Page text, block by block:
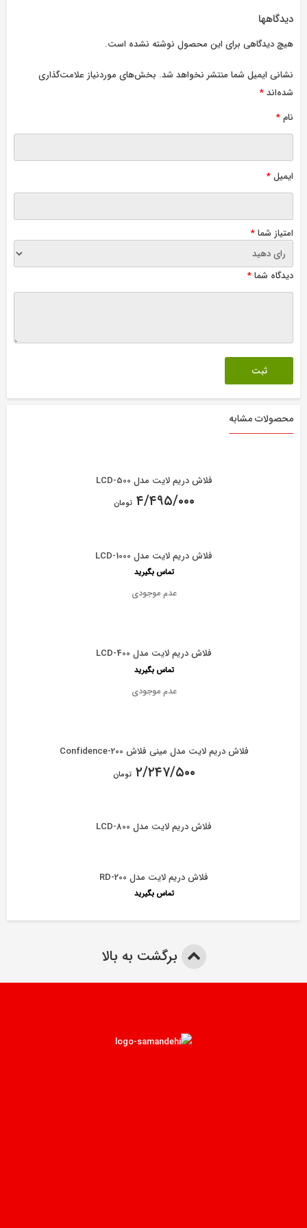
دیدگاهها
هیچ دیدگاهی برای این محصول نوشته نشده است.
نشانی ایمیل شما منتشر نخواهد شد. بخش‌های موردنیاز علامت‌گذاری
شده‌اند*
نام*
ایمیل*
امتیاز شما*
دیدگاه شما*
محصولات مشابه
فلاش دریم لایت مدل LCD-500
۴/۴۹۵/۰۰۰ تومان
فلاش دریم لایت مدل LCD-1000
تماس بگیرید
عدم موجودی
فلاش دریم لایت مدل LCD-400
تماس بگیرید
عدم موجودی
فلاش دریم لایت مدل مینی فلاش Confidence-200
۲/۲۴۷/۵۰۰ تومان
فلاش دریم لایت مدل LCD-800
فلاش دریم لایت مدل RD-200
تماس بگیرید
برگشت به بالا